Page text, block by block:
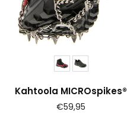
Kahtoola MICROspikes®
Prijs
€59,95